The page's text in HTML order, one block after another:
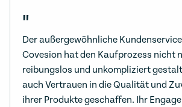
"
Der außergewöhnliche
Covesion hat den Kaufprozess nicht
reibungslos und unkompliziert
auch Vertrauen in die Qualität und
ihrer Produkte geschaffen. Ihr